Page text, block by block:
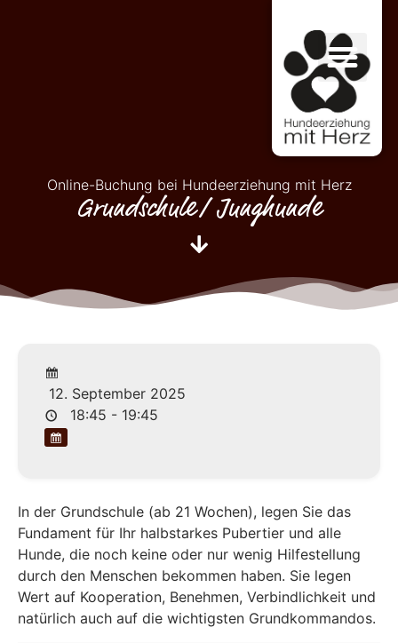
Online-Buchung bei Hundeerziehung mit Herz
Grundschule/ Junghunde
12. September 2025
18:45 - 19:45
In der Grundschule (ab 21 Wochen), legen Sie das
Fundament für Ihr halbstarkes Pubertier und alle
Hunde, die noch keine oder nur wenig Hilfestellung
durch den Menschen bekommen haben. Sie legen
Wert auf Kooperation, Benehmen, Verbindlichkeit und
natürlich auch auf die wichtigsten Grundkommandos.